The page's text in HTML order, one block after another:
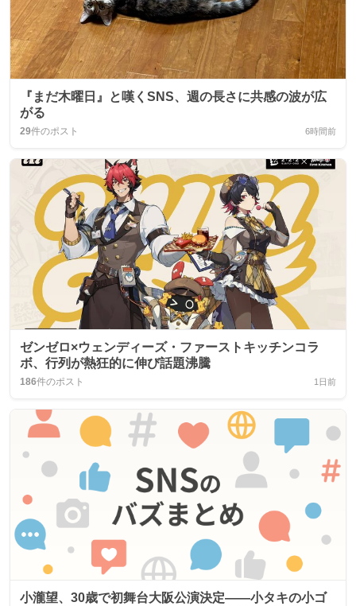
『まだ木曜日』と嘆くSNS、週の長さに共感の波が広
がる
29件のポスト 6時間前
ゼンゼロ×ウェンディーズ・ファーストキッチンコラ
ボ、行列が熱狂的に伸び話題沸騰
186件のポスト 1日前
小瀧望、30歳で初舞台大阪公演決定――小タキの小ゴ